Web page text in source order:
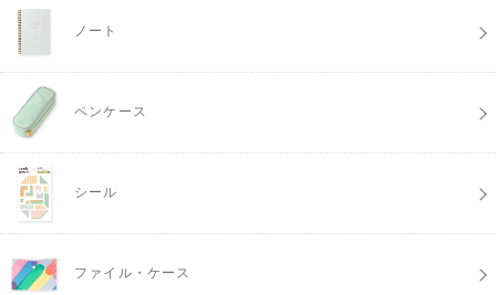
ノート
ペンケース
シール
ファイル・ケース